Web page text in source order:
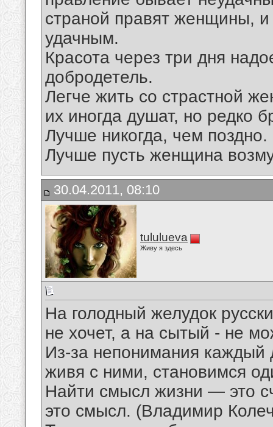
страной правят женщины, и
удачным.
Красота через три дня
добродетель.
Легче жить со страстной
их иногда душат, но редко
Лучше никогда, чем поздно.
Лучше пусть женщина
30.04.2011, 08:10
tululueva
Живу я здесь
На голодный желудок
не хочет, а на сытый - не
Из-за непонимания каждый
живя с ними, становимся
Найти смысл жизни — это
это смысл. (Владимир